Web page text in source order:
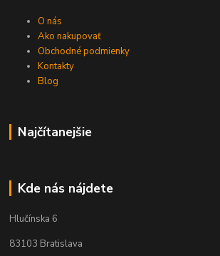
O nás
Ako nakupovať
Obchodné podmienky
Kontakty
Blog
Najčítanejšie
Kde nás nájdete
Hlučínska 6
83103 Bratislava